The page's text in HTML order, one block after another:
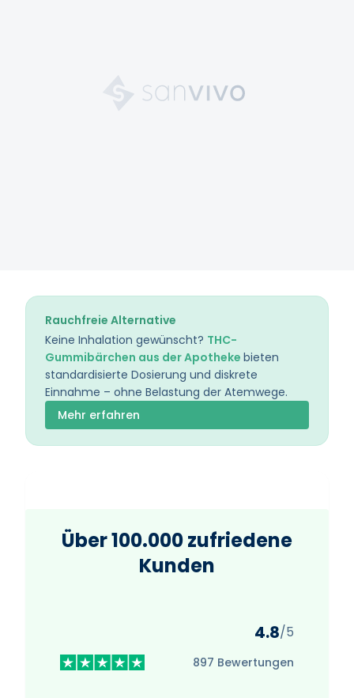
Rauchfreie Alternative
Keine Inhalation gewünscht? THC-
Gummibärchen aus der Apotheke bieten
standardisierte Dosierung und diskrete
Einnahme – ohne Belastung der Atemwege.
Mehr erfahren
Über 100.000 zufriedene
Kunden
4.8/5
897 Bewertungen